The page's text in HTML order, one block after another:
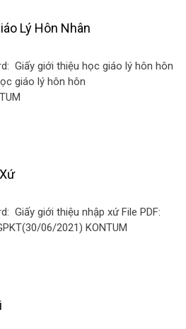
Lý Hôn Nhân
Giấy giới thiệu học giáo lý hôn hôn
giáo lý hôn hôn
Giấy giới thiệu nhập xứ File PDF:
06/2021) KONTUM